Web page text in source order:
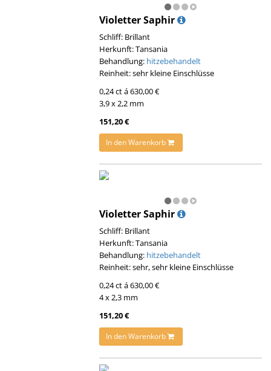
Violetter Saphir
Schliff: Brillant
Herkunft: Tansania
Behandlung: hitzebehandelt
Reinheit: sehr kleine Einschlüsse
0,24 ct á 630,00 €
3,9 x 2,2 mm
151,20 €
In den Warenkorb
Violetter Saphir
Schliff: Brillant
Herkunft: Tansania
Behandlung: hitzebehandelt
Reinheit: sehr, sehr kleine Einschlüsse
0,24 ct á 630,00 €
4 x 2,3 mm
151,20 €
In den Warenkorb